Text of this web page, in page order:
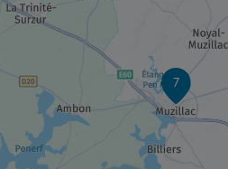
7